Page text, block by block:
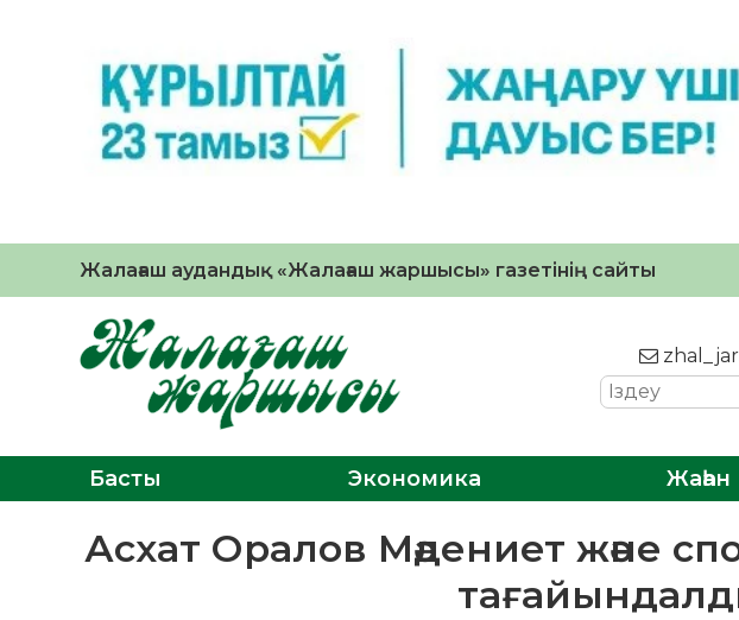
Жалағаш аудандық «Жалағаш жаршысы» газетінің сайты
Басты Экономика Жаһан
Асхат Оралов Мәдениет және